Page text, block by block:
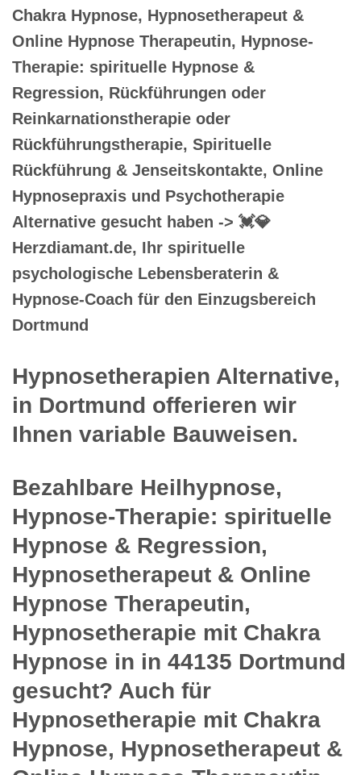
Chakra Hypnose, Hypnosetherapeut &
Online Hypnose Therapeutin, Hypnose-
Therapie: spirituelle Hypnose &
Regression, Rückführungen oder
Reinkarnationstherapie oder
Rückführungstherapie, Spirituelle
Rückführung & Jenseitskontakte, Online
Hypnosepraxis und Psychotherapie
Alternative gesucht haben -> 💓️💎
Herzdiamant.de, Ihr spirituelle
psychologische Lebensberaterin &
Hypnose-Coach für den Einzugsbereich
Dortmund
Hypnosetherapien Alternative,
in Dortmund offerieren wir
Ihnen variable Bauweisen.
Bezahlbare Heilhypnose,
Hypnose-Therapie: spirituelle
Hypnose & Regression,
Hypnosetherapeut & Online
Hypnose Therapeutin,
Hypnosetherapie mit Chakra
Hypnose in in 44135 Dortmund
gesucht? Auch für
Hypnosetherapie mit Chakra
Hypnose, Hypnosetherapeut &